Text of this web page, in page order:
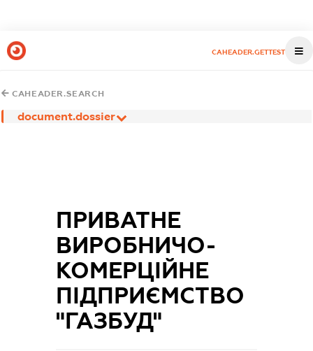
CAHEADER.GETTEST
CAHEADER.SEARCH
document.dossier
ПРИВАТНЕ
ВИРОБНИЧО-
КОМЕРЦІЙНЕ
ПІДПРИЄМСТВО
"ГАЗБУД"